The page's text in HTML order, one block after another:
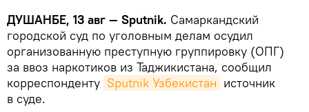
ДУШАНБЕ, 13 авг — Sputnik. Самаркандский
городской суд по уголовным делам осудил
организованную преступную группировку (ОПГ)
за ввоз наркотиков из Таджикистана, сообщил
корреспонденту Sputnik Узбекистан источник
в суде.